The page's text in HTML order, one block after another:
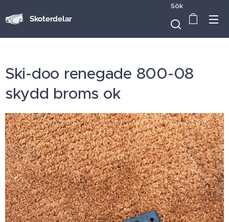
Skoterdelar
Sök
Ski-doo renegade 800-08
skydd broms ok